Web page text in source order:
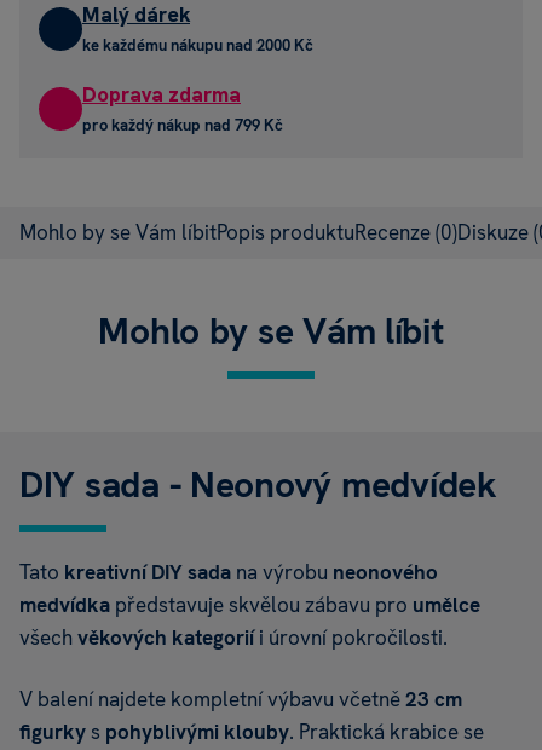
Malý dárek
ke každému nákupu nad 2000 Kč
Doprava zdarma
pro každý nákup nad 799 Kč
Mohlo by se Vám líbitPopis produktuRecenze(0)Diskuze
Mohlo by se Vám líbit
DIY sada - Neonový medvídek
Tato kreativní DIY sada na výrobu neonového
medvídka představuje skvělou zábavu pro umělce
všech věkových kategoriíi úrovní pokročilosti.
V balení najdete kompletní výbavu včetně23 cm
figurky s pohyblivými klouby. Praktická krabice se